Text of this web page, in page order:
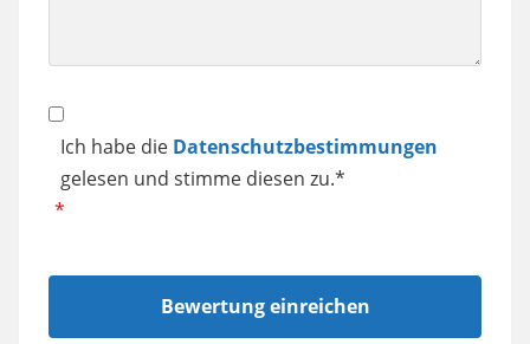
Datenschutz
Ich habe die Datenschutzbestimmungen
gelesen und stimme diesen zu.*